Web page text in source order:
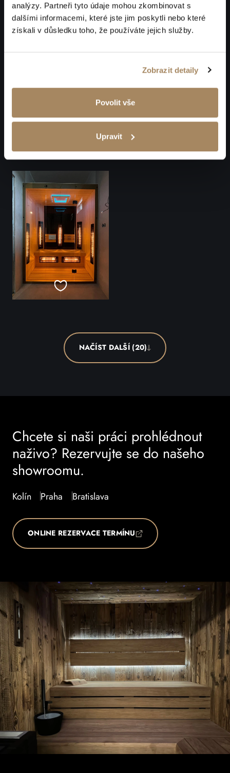
analýzy. Partneři tyto údaje mohou zkombinovat s
dalšími informacemi, které jste jim poskytli nebo které
získali v důsledku toho, že používáte jejich služby.
Zobrazit detaily
Povolit vše
Upravit
NAČÍST DALŠÍ (20)
Chcete si naši práci prohlédnout
naživo? Rezervujte se do našeho
showroomu.
Kolín Praha Bratislava
ONLINE REZERVACE TERMÍNU